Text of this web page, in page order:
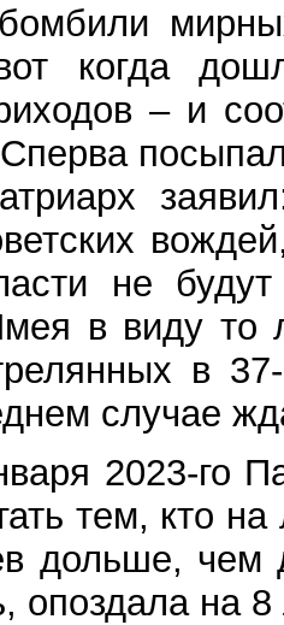
когда
– и
не будут
в виду то
в
случае
2023-го
тем, кто
дольше, чем
опоздала на 8